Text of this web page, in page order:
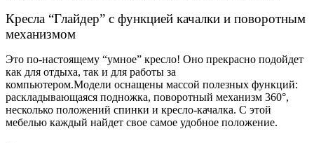
Кресла “Глайдер” с функцией качалки и поворотным
механизмом
Это по-настоящему “умное” кресло! Оно прекрасно подойдет
как для отдыха, так и для работы за
компьютером.Модели оснащены массой полезных функций:
раскладывающаяся подножка, поворотный механизм 360°,
несколько положений спинки и кресло-качалка. С этой
мебелью каждый найдет свое самое удобное положение.